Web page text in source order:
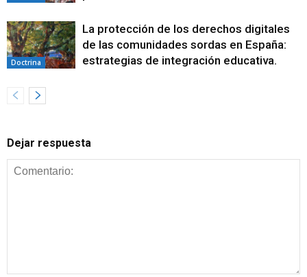
Doctrina
La protección de los derechos digitales
de las comunidades sordas en España:
estrategias de integración educativa.
Dejar respuesta